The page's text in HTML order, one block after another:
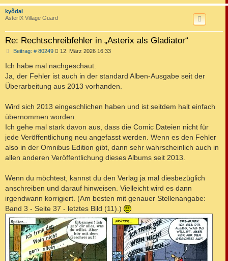
a
kyôdai
AsterIX Village Guard
Re: Rechtschreibfehler in „Asterix als Gladiator“
Beitrag: # 80249B
i
t
r
g
12. März 2026 16:33
Ich habe mal nachgeschaut.
Ja, der Fehler ist auch in der standard Alben-Ausgabe seit der
Überarbeitung aus 2013 vorhanden.
Wird sich 2013 eingeschlichen haben und ist seitdem halt einfach
übernommen worden.
Ich gehe mal stark davon aus, dass die Comic Dateien nicht für
jede Veröffentlichung neu angefasst werden. Wenn es den Fehler
also in der Omnibus Edition gibt, dann sehr wahrscheinlich auch in
allen anderen Veröffentlichung dieses Albums seit 2013.
Wenn du möchtest, kannst du den Verlag ja mal diesbezüglich
anschreiben und darauf hinweisen. Vielleicht wird es dann
irgendwann korrigiert. (Am besten mit genauer Stellenangabe:
Band 3 - Seite 37 - letztes Bild (11).)